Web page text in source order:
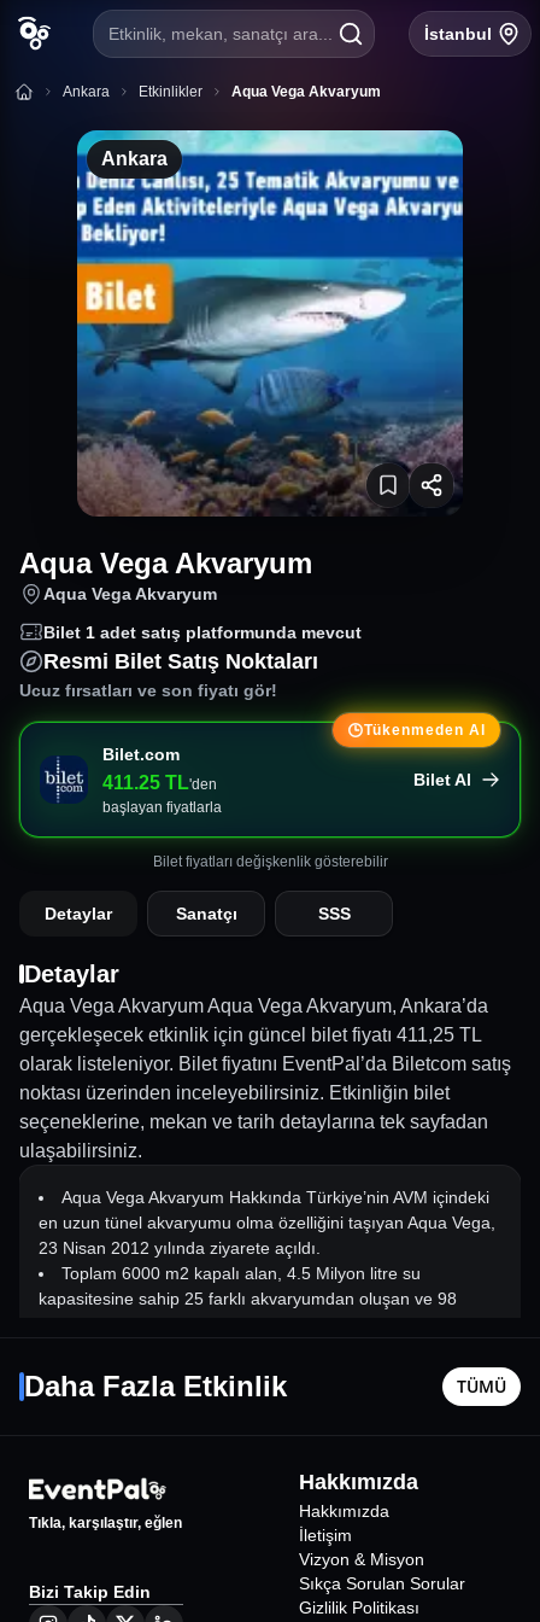
Etkinlik, mekan, sanatçı ara... İstanbul
Ankara Etkinlikler Aqua Vega Akvaryum
Ankara
Aqua Vega Akvaryum
Aqua Vega Akvaryum
Bilet 1 adet satış platformunda mevcut
Resmi Bilet Satış Noktaları
Ucuz fırsatları ve son fiyatı gör!
Tükenmeden Al
Bilet.com
411.25 TL'den
başlayan fiyatlarla
Bilet Al
Bilet fiyatları değişkenlik gösterebilir
Detaylar Sanatçı SSS
Detaylar
Aqua Vega Akvaryum Aqua Vega Akvaryum, Ankara’da
gerçekleşecek etkinlik için güncel bilet fiyatı 411,25 TL
olarak listeleniyor. Bilet fiyatını EventPal’da Biletcom satış
noktası üzerinden inceleyebilirsiniz. Etkinliğin bilet
seçeneklerine, mekan ve tarih detaylarına tek sayfadan
ulaşabilirsiniz.
Aqua Vega Akvaryum Hakkında Türkiye’nin AVM içindeki
en uzun tünel akvaryumu olma özelliğini taşıyan Aqua Vega,
23 Nisan 2012 yılında ziyarete açıldı.
Toplam 6000 m2 kapalı alan, 4.5 Milyon litre su
kapasitesine sahip 25 farklı akvaryumdan oluşan ve 98
çöllerin fantastik hayatını yaşatan Wildlife bölümü ise 27
Ekim 2017 yılında açıldı. Gerilim ve adrenalin dolu Wildlife
merkezlerinden biri olan Nata Vega Outlet’in
2. katında ziyaretçilerini kabul etmektedir.
Akvaryum Çalışma Saatleri Hafta İçi: 10.00
21.00 AKVARYUM ETKİNLİKLERİ KÖPEK BALIKLARI
BESLEME SAATİ Çarşamba ve pazar günleri saat 14.00
Daha Fazla Etkinlik TÜMÜ
Ankara• Coffee Up Bahçelievler
22
Ankara
Tıkla, karşılaştır, eğlen
Bizi Takip Edin
Hakkımızda
Hakkımızda
İletişim
Vizyon & Misyon
Sıkça Sorulan Sorular
Gizlilik Politikası